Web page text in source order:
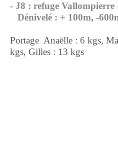
- J8 : refuge Vallompierre
Dénivelé : + 100m, -
Portage Anaëlle : 6 kgs,
kgs, Gilles : 13 kgs